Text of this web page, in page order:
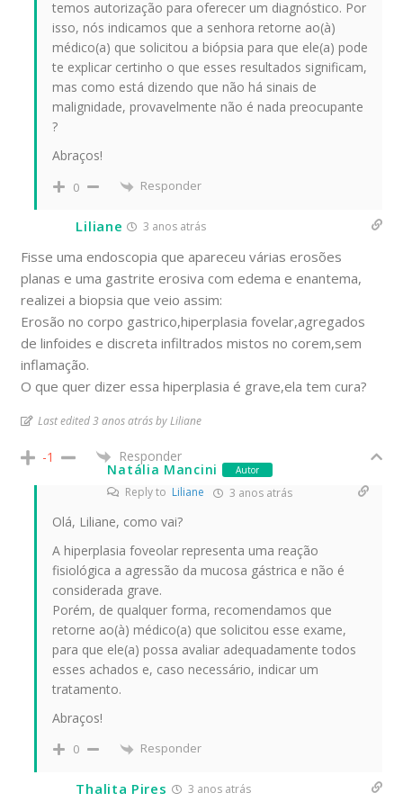
temos autorização para oferecer um diagnóstico. Por
isso, nós indicamos que a senhora retorne ao(à)
médico(a) que solicitou a biópsia para que ele(a) pode
te explicar certinho o que esses resultados significam,
mas como está dizendo que não há sinais de
malignidade, provavelmente não é nada preocupante
?
Abraços!
0 Responder
Liliane 3 anos atrás
Fisse uma endoscopia que apareceu várias erosões
planas e uma gastrite erosiva com edema e enantema,
realizei a biopsia que veio assim:
Erosão no corpo gastrico,hiperplasia fovelar,agregados
de linfoides e discreta infiltrados mistos no corem,sem
inflamação.
O que quer dizer essa hiperplasia é grave,ela tem cura?
Last edited 3 anos atrás by Liliane
-1
Responder
Natália Mancini
Autor
Reply to Liliane 3 anos atrás
Olá, Liliane, como vai?
A hiperplasia foveolar representa uma reação
fisiológica a agressão da mucosa gástrica e não é
considerada grave.
Porém, de qualquer forma, recomendamos que
retorne ao(à) médico(a) que solicitou esse exame,
para que ele(a) possa avaliar adequadamente todos
esses achados e, caso necessário, indicar um
tratamento.
Abraços!
0 Responder
Thalita Pires 3 anos atrás